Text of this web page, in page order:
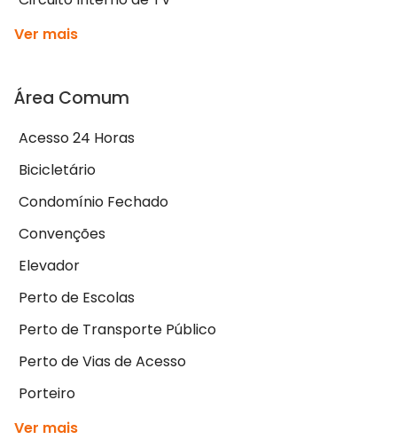
Ver mais
Área Comum
Acesso 24 Horas
Bicicletário
Condomínio Fechado
Convenções
Elevador
Perto de Escolas
Perto de Transporte Público
Perto de Vias de Acesso
Porteiro
Ver mais